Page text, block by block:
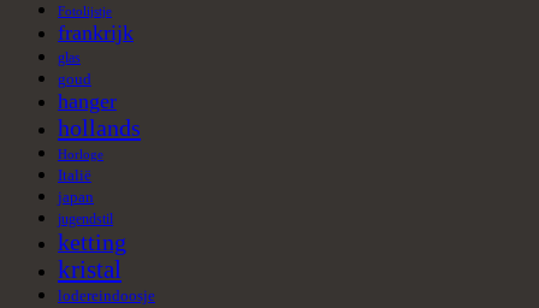
Fotolijstje
frankrijk
glas
goud
hanger
hollands
Horloge
Italië
japan
jugendstil
ketting
kristal
lodereindoosje